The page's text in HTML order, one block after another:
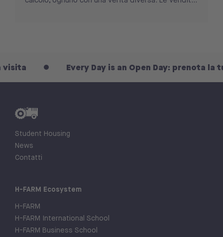
Every Day is an Open Day: prenota la tua
Student Housing
News
Contatti
H-FARM Ecosystem
H-FARM
H-FARM International School
H-FARM Business School